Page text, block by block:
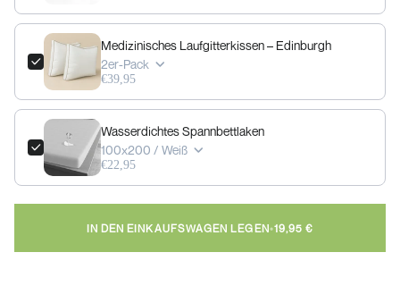
Medizinisches Laufgitterkissen – Edinburgh
2er-Pack
€39,95
Wasserdichtes Spannbettlaken
100x200 / Weiß
€22,95
IN DEN EINKAUFSWAGEN LEGEN•19,95 €